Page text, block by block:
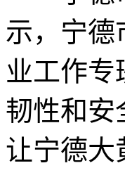
示，宁德
业工作专
韧性和安
让宁德大